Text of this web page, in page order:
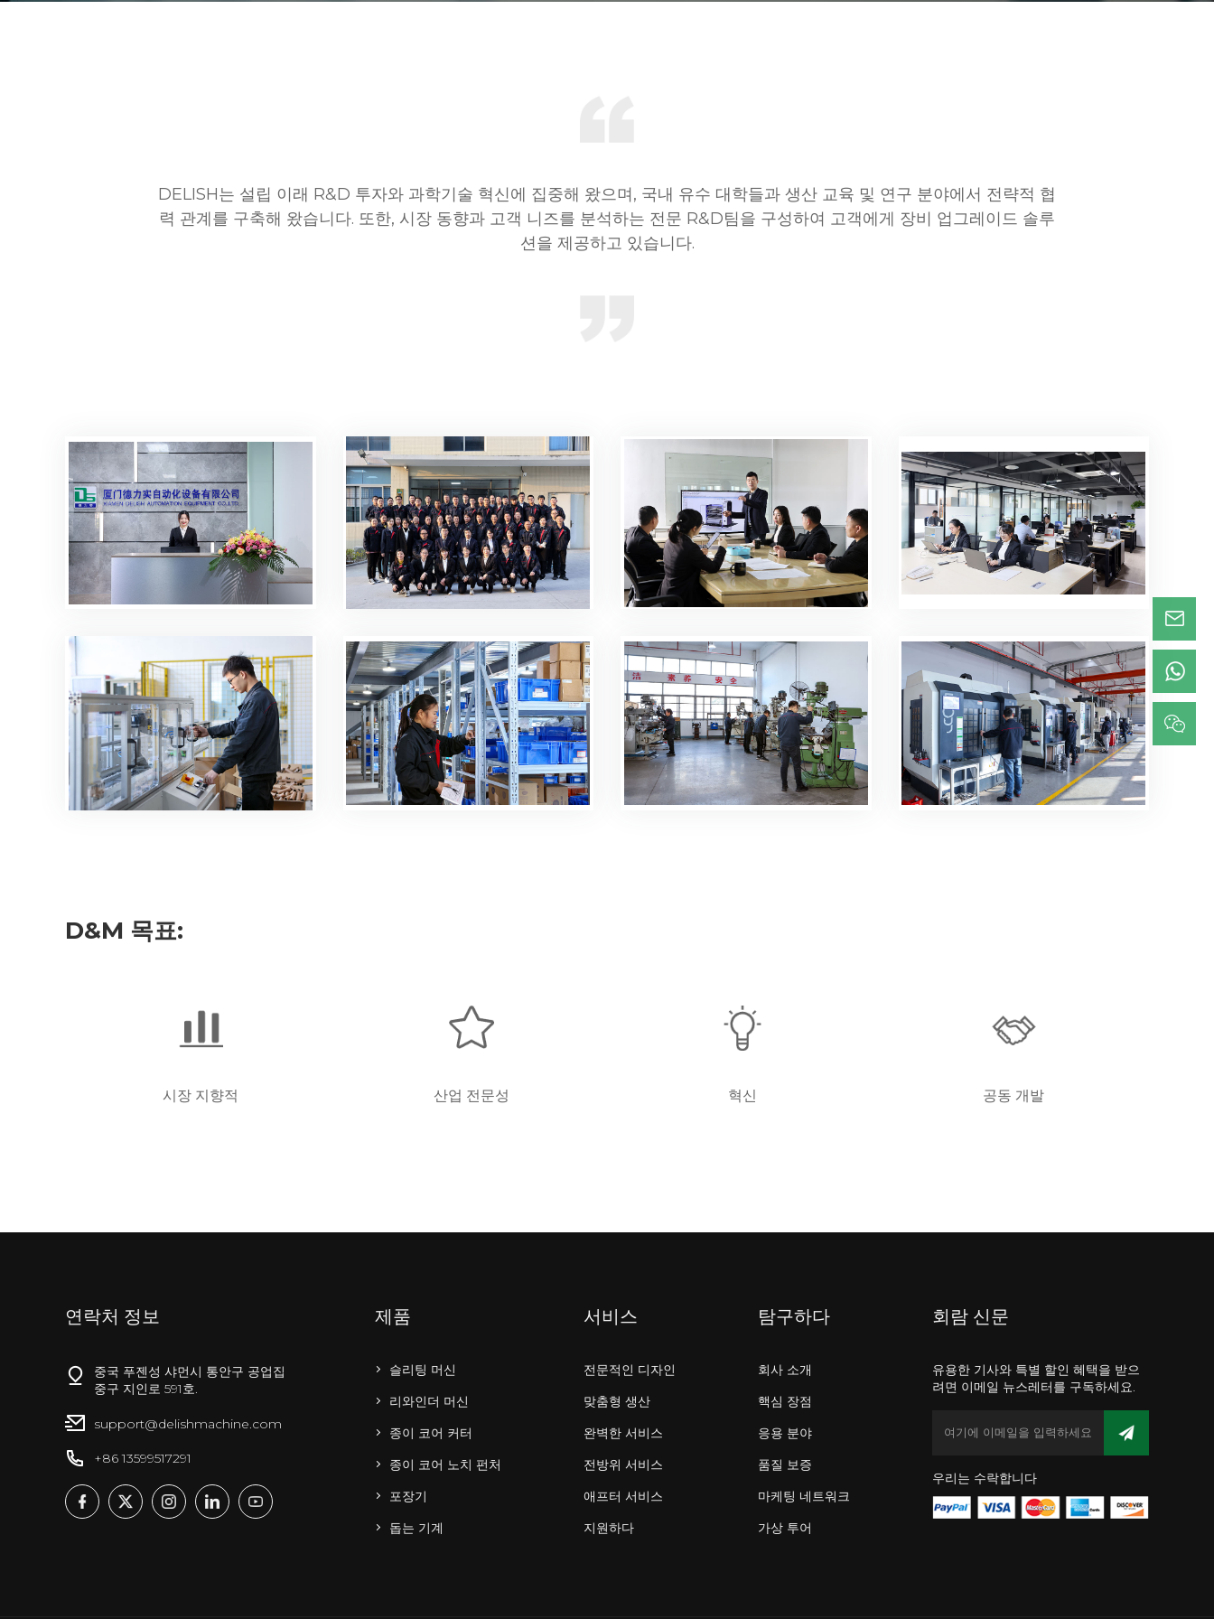
DELISH는 설립 이래 R&D 투자와 과학기술 혁신에 집중해 왔으며, 국내 유수 대학들과 생산 교육 및 연구 분야에서 전략적 협
력 관계를 구축해 왔습니다. 또한, 시장 동향과 고객 니즈를 분석하는 전문 R&D팀을 구성하여 고객에게 장비 업그레이드 솔루
션을 제공하고 있습니다.
D&M 목표:
시장 지향적 산업 전문성 혁신 공동 개발
연락처 정보
중국 푸젠성 샤먼시 통안구 공업집
중구 지인로 591호.
support@delishmachine.com
+86 13599517291
제품
슬리팅 머신
리와인더 머신
종이 코어 커터
종이 코어 노치 펀처
포장기
돕는 기계
서비스
전문적인 디자인
맞춤형 생산
완벽한 서비스
전방위 서비스
애프터 서비스
지원하다
탐구하다
회사 소개
핵심 장점
응용 분야
품질 보증
마케팅 네트워크
가상 투어
회람 신문
유용한 기사와 특별 할인 혜택을 받으
려면 이메일 뉴스레터를 구독하세요.
우리는 수락합니다